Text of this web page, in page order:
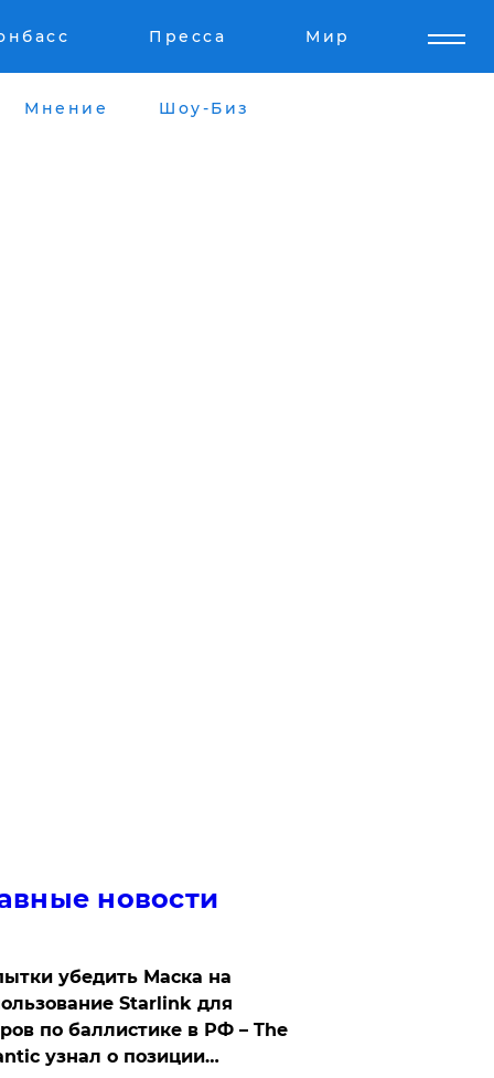
Пресса Мир
Мнение Шоу-Биз
новости
убедить Маска на
Starlink для
по баллистике в РФ – The
узнал о позиции